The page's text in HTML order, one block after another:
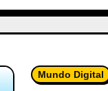
Mundo Digital